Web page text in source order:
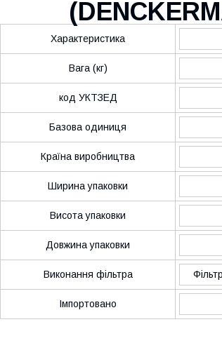
(
Характеристика
Вага (кг)
код УКТЗЕД
Базова одиниця
Країна виробництва
Ширина упаковки
Висота упаковки
Довжина упаковки
Виконання фільтра
Імпортовано